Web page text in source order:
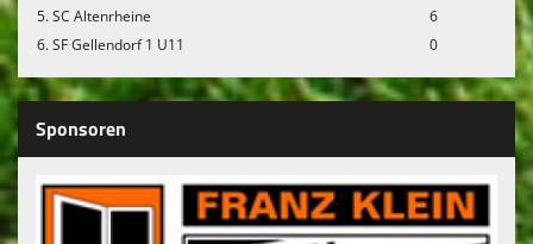
5. SC Altenrheine
6
6. SF Gellendorf 1 U11
0
Sponsoren